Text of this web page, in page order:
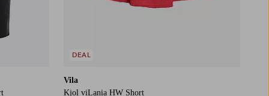
Vila
Kjol viLania HW Short
DEAL